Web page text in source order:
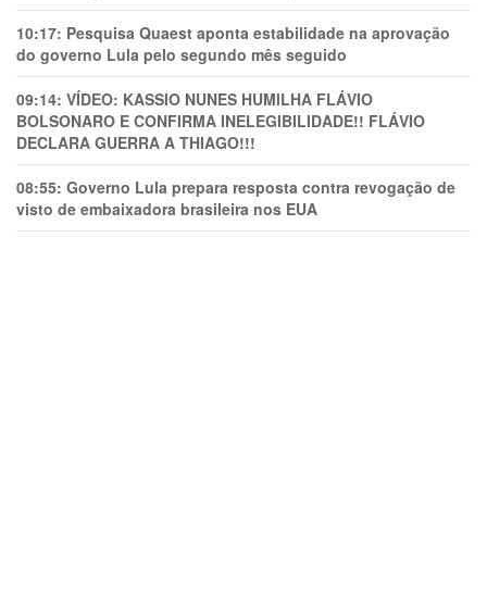
10:17: Pesquisa Quaest aponta estabilidade na aprovação
do governo Lula pelo segundo mês seguido
09:14: VÍDEO: KASSIO NUNES HUMlLHA FLÁVIO
BOLSONARO E CONFIRMA INELEGIBILIDADE!! FLÁVIO
DECLARA GUERRA A THIAGO!!!
08:55: Governo Lula prepara resposta contra revogação de
visto de embaixadora brasileira nos EUA